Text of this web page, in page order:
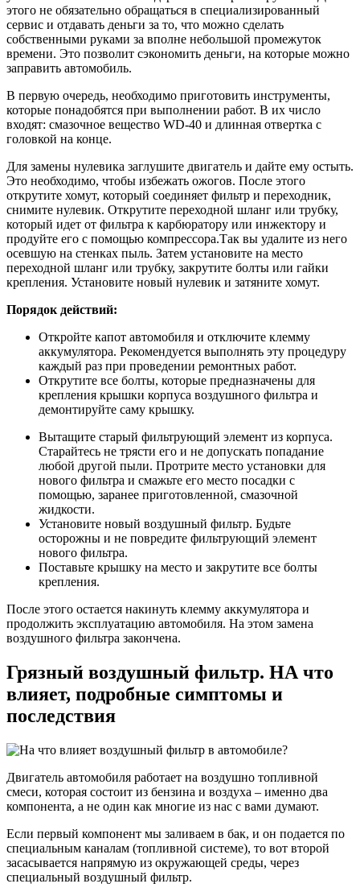
этого не обязательно обращаться в специализированный
сервис и отдавать деньги за то, что можно сделать
собственными руками за вполне небольшой промежуток
времени. Это позволит сэкономить деньги, на которые можно
заправить автомобиль.
В первую очередь, необходимо приготовить инструменты,
которые понадобятся при выполнении работ. В их число
входят: смазочное вещество WD-40 и длинная отвертка с
головкой на конце.
Для замены нулевика заглушите двигатель и дайте ему остыть.
Это необходимо, чтобы избежать ожогов. После этого
открутите хомут, который соединяет фильтр и переходник,
снимите нулевик. Открутите переходной шланг или трубку,
который идет от фильтра к карбюратору или инжектору и
продуйте его с помощью компрессора.Так вы удалите из него
осевшую на стенках пыль. Затем установите на место
переходной шланг или трубку, закрутите болты или гайки
крепления. Установите новый нулевик и затяните хомут.
Порядок действий:
Откройте капот автомобиля и отключите клемму
аккумулятора. Рекомендуется выполнять эту процедуру
каждый раз при проведении ремонтных работ.
Открутите все болты, которые предназначены для
крепления крышки корпуса воздушного фильтра и
демонтируйте саму крышку.
Вытащите старый фильтрующий элемент из корпуса.
Старайтесь не трясти его и не допускать попадание
любой другой пыли. Протрите место установки для
нового фильтра и смажьте его место посадки с
помощью, заранее приготовленной, смазочной
жидкости.
Установите новый воздушный фильтр. Будьте
осторожны и не повредите фильтрующий элемент
нового фильтра.
Поставьте крышку на место и закрутите все болты
крепления.
После этого остается накинуть клемму аккумулятора и
продолжить эксплуатацию автомобиля. На этом замена
воздушного фильтра закончена.
Грязный воздушный фильтр. НА что
влияет, подробные симптомы и
последствия
Двигатель автомобиля работает на воздушно топливной
смеси, которая состоит из бензина и воздуха – именно два
компонента, а не один как многие из нас с вами думают.
Если первый компонент мы заливаем в бак, и он подается по
специальным каналам (топливной системе), то вот второй
засасывается напрямую из окружающей среды, через
специальный воздушный фильтр.